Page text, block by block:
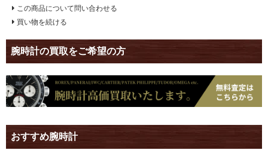
この商品について問い合わせる
買い物を続ける
腕時計の買取をご希望の方
おすすめ腕時計